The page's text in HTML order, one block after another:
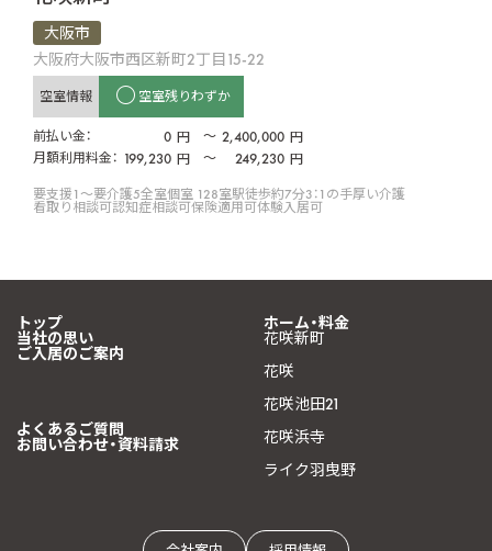
大阪市
大阪府大阪市西区新町2丁目15-22
空室情報 空室残りわずか
前払い金： 0 円 〜 2,400,000 円
月額利用料金： 199,230 円 〜 249,230 円
要支援1〜要介護5全室個室 128室駅徒歩約7分3：1の手厚い介護
看取り相談可認知症相談可保険適用可体験入居可
トップ
当社の思い
ご入居のご案内
ホーム・料金
花咲新町
花咲
花咲池田21
花咲浜寺
ライク羽曳野
よくあるご質問
お問い合わせ・資料請求